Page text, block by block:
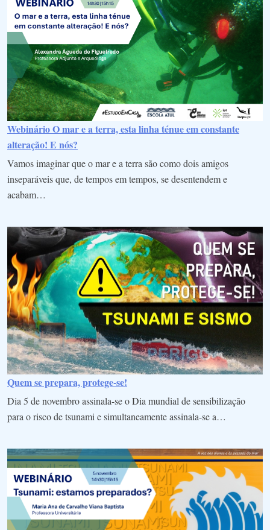
Webinário O mar e a terra, esta linha ténue em constante
alteração! E nós?
Vamos imaginar que o mar e a terra são como dois amigos
inseparáveis que, de tempos em tempos, se desentendem e
acabam…
Quem se prepara, protege-se!
Dia 5 de novembro assinala-se o Dia mundial de sensibilização
para o risco de tsunami e simultaneamente assinala-se a…